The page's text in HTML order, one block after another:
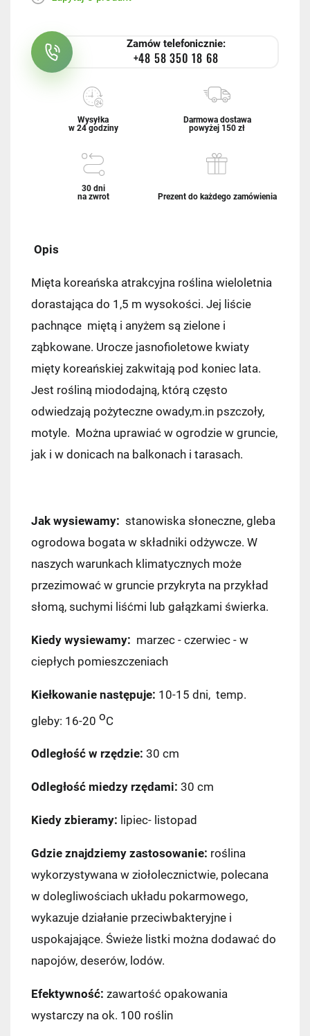
Zamów telefonicznie:
+48 58 350 18 68
Wysyłka
w 24 godziny
Darmowa dostawa
powyżej 150 zł
30 dni
na zwrot
Prezent do każdego zamówienia
Opis
Mięta koreańska atrakcyjna roślina wieloletnia
dorastająca do 1,5 m wysokości. Jej liście
pachnące miętą i anyżem są zielone i
ząbkowane. Urocze jasnofioletowe kwiaty
mięty koreańskiej zakwitają pod koniec lata.
Jest rośliną miododajną, którą często
odwiedzają pożyteczne owady,m.in pszczoły,
motyle. Można uprawiać w ogrodzie w gruncie,
jak i w donicach na balkonach i tarasach.
Jak wysiewamy: stanowiska słoneczne, gleba
ogrodowa bogata w składniki odżywcze. W
naszych warunkach klimatycznych może
przezimować w gruncie przykryta na przykład
słomą, suchymi liśćmi lub gałązkami świerka.
Kiedy wysiewamy: marzec - czerwiec - w
ciepłych pomieszczeniach
Kiełkowanie następuje: 10-15 dni, temp.
gleby: 16-20 oC
Odległość w rzędzie: 30 cm
Odległość miedzy rzędami: 30 cm
Kiedy zbieramy: lipiec- listopad
Gdzie znajdziemy zastosowanie: roślina
wykorzystywana w ziołolecznictwie, polecana
w dolegliwościach układu pokarmowego,
wykazuje działanie przeciwbakteryjne i
uspokajające. Świeże listki można dodawać do
napojów, deserów, lodów.
Efektywność: zawartość opakowania
wystarczy na ok. 100 roślin